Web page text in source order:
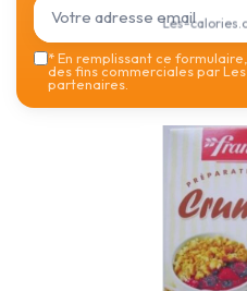
Les-
*En remplissant ce
des fins commerciales par
partenaires.